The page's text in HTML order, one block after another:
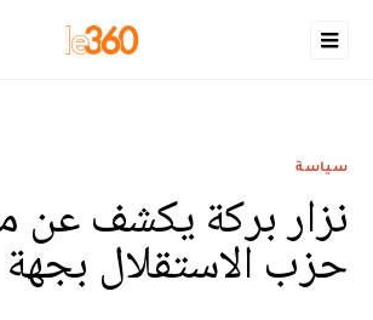
سياسة
نزار بركة يكشف
حزب الاستقلال بجهة